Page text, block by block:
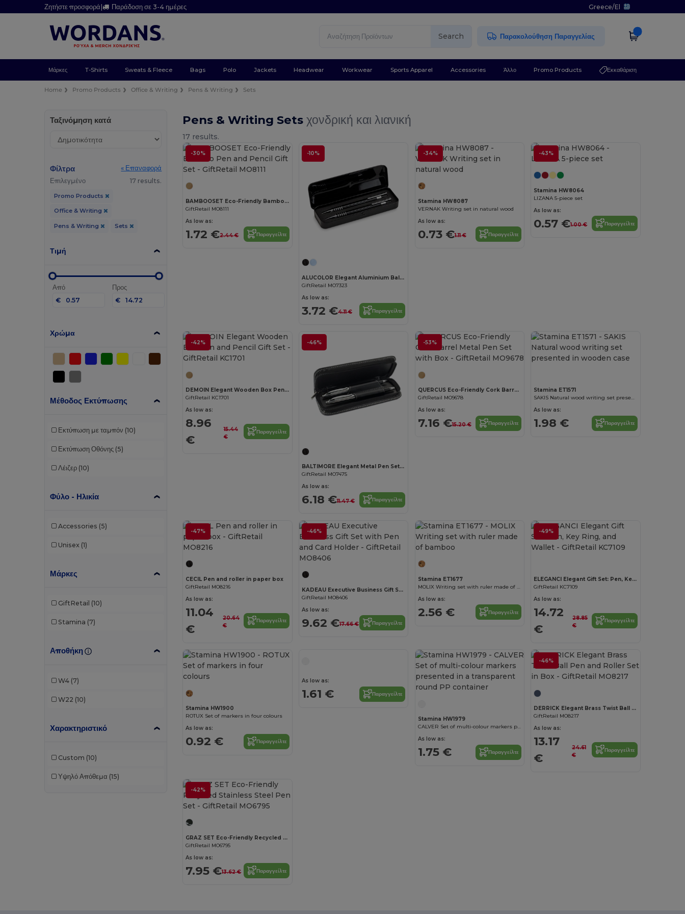
Ζητήστε προσφορά| Παράδοση σε 3-4 ημέρες Greece/El
Search Παρακολούθηση Παραγγελίας
Μάρκες T-Shirts Sweats & Fleece Bags Polo Jackets Headwear Workwear Sports Apparel Accessories Άλλο Promo Products Εκκαθάριση
Home Promo Products Office & Writing Pens & Writing Sets
Ταξινόμηση κατά
Φίλτρα
« Επαναφορά
Επιλεγμένο
17 results.
Promo Products
Office & Writing
Pens & Writing Sets
Τιμή
Από
€
Προς
€
Χρώμα
Μέθοδος Εκτύπωσης
Εκτύπωση με ταμπόν (10)
Εκτύπωση Οθόνης (5)
Λέιζερ (10)
Φύλο - Ηλικία
Accessories (5)
Unisex (1)
Μάρκες
GiftRetail (10)
Stamina (7)
Αποθήκη
W4 (7)
W22 (10)
Χαρακτηριστικό
Custom (10)
Υψηλό Απόθεμα (15)
Pens & Writing Setsχονδρική και λιανική
17 results.
-30%
BAMBOOSET Eco-Friendly Bamboo Pen and Pencil Gift Set
GiftRetail MO8111
As low as:
1.72 €2.44 € Παραγγείλτε
-10%
ALUCOLOR Elegant Aluminium Ballpoint Pen Set with Case
GiftRetail MO7323
As low as:
3.72 €4.11 € Παραγγείλτε
-34%
Stamina HW8087
VERNAK Writing set in natural wood
As low as:
0.73 €1.11 € Παραγγείλτε
-43%
Stamina HW8064
LIZANA 5-piece set
As low as:
0.57 €1.00 € Παραγγείλτε
-42%
DEMOIN Elegant Wooden Box Pen and Pencil Gift Set
GiftRetail KC1701
As low as:
8.96
€
15.44
€
Παραγγείλτε
-46%
BALTIMORE Elegant Metal Pen Set with PU Leather Pouch
GiftRetail MO7475
As low as:
6.18 €11.47 € Παραγγείλτε
-53%
QUERCUS Eco-Friendly Cork Barrel Metal Pen Set with Box
GiftRetail MO9678
As low as:
7.16 €15.20 € Παραγγείλτε
Stamina ET1571
SAKIS Natural wood writing set presented in wooden case
As low as:
1.98 € Παραγγείλτε
-47%
CECIL Pen and roller in paper box
GiftRetail MO8216
As low as:
11.04
€
20.64
€
Παραγγείλτε
-46%
KADEAU Executive Business Gift Set with Pen and Card Holder
GiftRetail MO8406
As low as:
9.62 €17.66 € Παραγγείλτε
Stamina ET1677
MOLIX Writing set with ruler made of bamboo
As low as:
2.56 € Παραγγείλτε
-49%
ELEGANCI Elegant Gift Set: Pen, Key Ring, and Wallet
GiftRetail KC7109
As low as:
14.72
€
28.85
€
Παραγγείλτε
Stamina HW1900
ROTUX Set of markers in four colours
As low as:
0.92 € Παραγγείλτε
As low as:
1.61 € Παραγγείλτε
Stamina HW1979
CALVER Set of multi-colour markers presented in a transparent round PP container
As low as:
1.75 € Παραγγείλτε
-46%
DERRICK Elegant Brass Twist Ball Pen and Roller Set in Box
GiftRetail MO8217
As low as:
13.17
€
24.61
€
Παραγγείλτε
-42%
GRAZ SET Eco-Friendly Recycled Stainless Steel Pen Set
GiftRetail MO6795
As low as:
7.95 €13.62 € Παραγγείλτε